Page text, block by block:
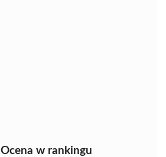
Ocena w rankingu